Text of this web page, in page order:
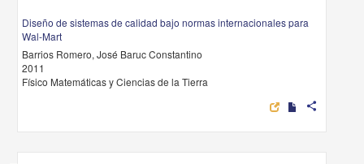
Diseño de sistemas de calidad bajo normas internacionales para
Wal-Mart
Barrios Romero, José Baruc Constantino
2011
Físico Matemáticas y Ciencias de la Tierra
share